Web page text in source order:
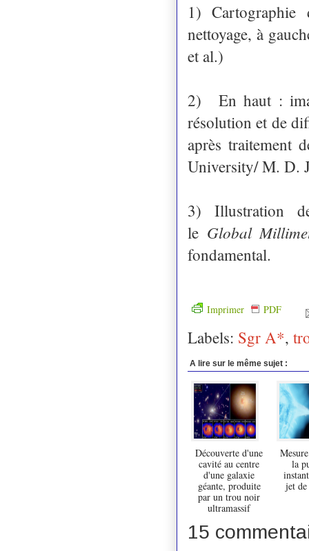
1)
nettoyage, à
et al.)
2)
En haut :
résolution et de
après traitement
University/ M. D.
3) Illustration
le Global
fondamental.
Imprimer PDF
Labels: Sgr A*,
A lire sur le même sujet :
Découverte d'une
cavité au centre
d'une galaxie
géante, produite
par un trou noir
ultramassif
la
jet
15